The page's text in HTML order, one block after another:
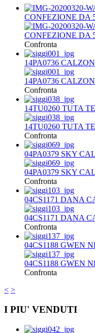
CONFEZIONE DA
CONFEZIONE DA
Confronta
14PA0736
14PA0736
Confronta
14TU0260 TUTA
14TU0260 TUTA
Confronta
04PA0379 SKY
04PA0379 SKY
Confronta
04CS1171 DANA
04CS1171 DANA
Confronta
04CS1188 GWEN
04CS1188 GWEN
Confronta
< >
I PIU' VENDUTI